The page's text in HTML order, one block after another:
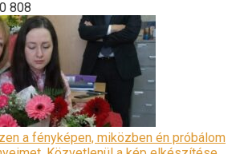
0 808
a fényképen, miközben én próbálom